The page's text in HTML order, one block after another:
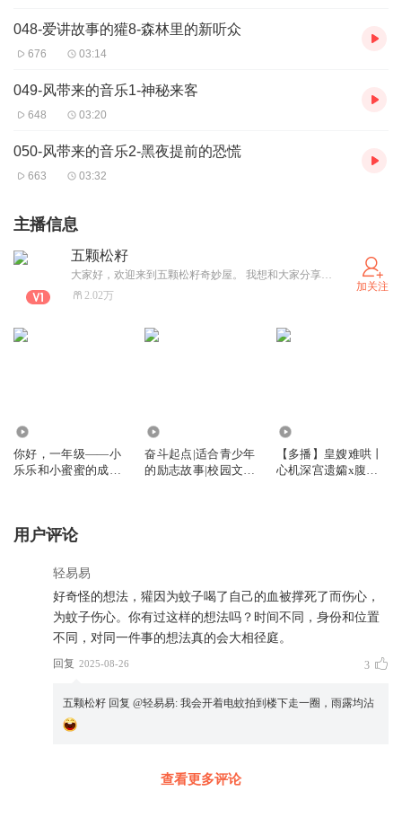
048-爱讲故事的獾8-森林里的新听众
676 03:14
049-风带来的音乐1-神秘来客
648 03:20
050-风带来的音乐2-黑夜提前的恐慌
663 03:32
主播信息
五颗松籽
大家好，欢迎来到五颗松籽奇妙屋。 我想和大家分享我的小小世界，一个由文字和声音构成的奇妙空间。 阅读是一盏灯，照亮了我的世界。每当我翻开书页，就打开了一扇扇通往不同世界的门。在这里，我与古今中外的智者对话，体验着他们的生活，感受着他们的情感。 我会用声音绘制画面，用情感讲述故事。带你穿越古代的战场，带你走进都市的繁华。每一个字句，我都倾注了全部的情感，希望它们能够触动你的心。 我梦想用我的声音，为这个世界增添一抹色彩。我希望我的听众，无论身在何处，都能感受到我声音中的温暖和力量。
2.02万
加关注
你好，一年级——小
乐乐和小蜜蜜的成长
奋斗起点|适合青少年
的励志故事|校园文学
【多播】皇嫂难哄丨
心机深宫遗孀x腹黑
用户评论
轻易易
好奇怪的想法，獾因为蚊子喝了自己的血被撑死了而伤心，
为蚊子伤心。你有过这样的想法吗？时间不同，身份和位置
不同，对同一件事的想法真的会大相径庭。
回复 2025-08-26 3
五颗松籽 回复 @轻易易: 我会开着电蚊拍到楼下走一圈，雨露均沾
查看更多评论